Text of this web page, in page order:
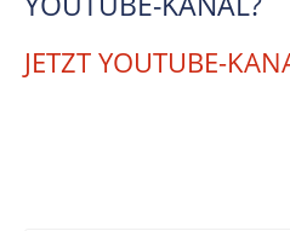
JETZT YOUTUBE-